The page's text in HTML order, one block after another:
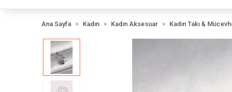
Ana Sayfa Kadın Kadın Aksesuar Kadın Takı &